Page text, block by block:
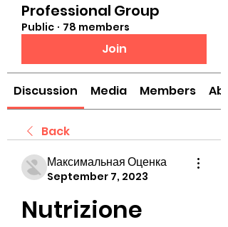
Professional Group
Public · 78 members
Join
Discussion Media Members
Back
Максимальная Оценка
September 7, 2023
Nutrizione